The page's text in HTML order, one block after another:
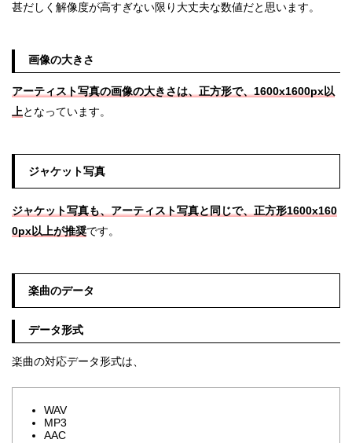
甚だしく解像度が高すぎない限り大丈夫な数値だと思います。
画像の大きさ
アーティスト写真の画像の大きさは、正方形で、1600x1600px以
上となっています。
ジャケット写真
ジャケット写真も、アーティスト写真と同じで、正方形1600x160
0px以上が推奨です。
楽曲のデータ
データ形式
楽曲の対応データ形式は、
WAV
MP3
AAC